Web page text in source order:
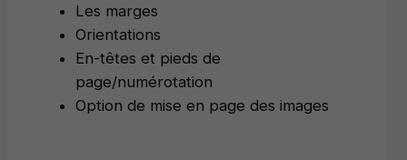
Les marges
Orientations
En-têtes et pieds de
page/numérotation
Option de mise en page des images